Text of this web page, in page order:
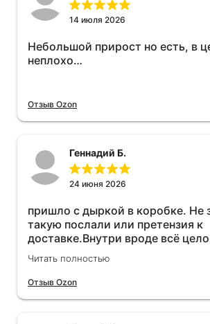
14 июля 2026
Небольшой прирост но есть, в
неплохо…
Отзыв Ozon
Геннадий Б.
24 июня 2026
пришло с дыркой в коробке. Не
такую послали или претензия к
доставке.Внутри вроде всё
раза установить не получается
может интернет дурит. Четыре
упаковку с дыркой.Как опробую
Читать полностью
Отзыв Ozon